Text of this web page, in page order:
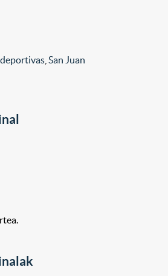
,San Juan